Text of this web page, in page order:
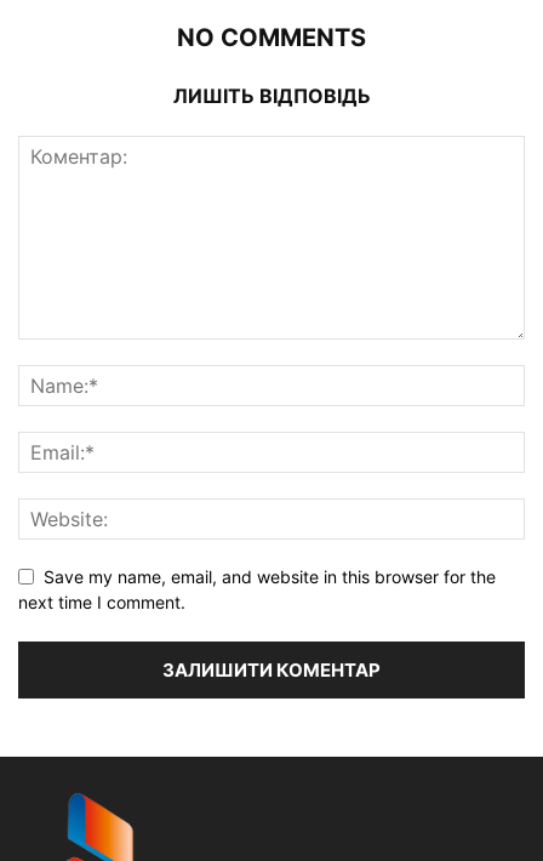
NO COMMENTS
ЛИШІТЬ ВІДПОВІДЬ
Save my name, email, and website in this browser for the
next time I comment.